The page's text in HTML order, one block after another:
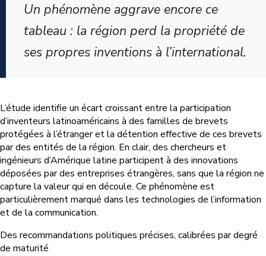
Un phénomène aggrave encore ce
tableau : la région perd la propriété de
ses propres inventions à l’international.
L’étude identifie un écart croissant entre la participation
d’inventeurs latinoaméricains à des familles de brevets
protégées à l’étranger et la détention effective de ces brevets
par des entités de la région. En clair, des chercheurs et
ingénieurs d’Amérique latine participent à des innovations
déposées par des entreprises étrangères, sans que la région ne
capture la valeur qui en découle. Ce phénomène est
particulièrement marqué dans les technologies de l’information
et de la communication.
Des recommandations politiques précises, calibrées par degré
de maturité